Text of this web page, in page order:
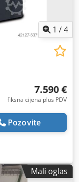
1 /4
7.590 €
fiksna cijena plus PDV
Pozovite
Mali oglas